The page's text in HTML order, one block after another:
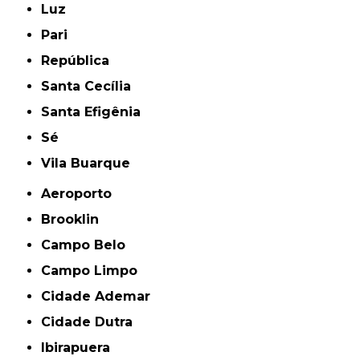
Luz
Pari
República
Santa Cecília
Santa Efigênia
Sé
Vila Buarque
Aeroporto
Brooklin
Campo Belo
Campo Limpo
Cidade Ademar
Cidade Dutra
Ibirapuera